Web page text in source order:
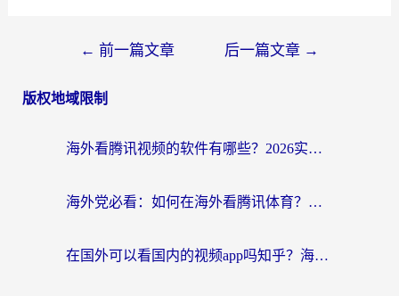
← 前一篇文章 后一篇文章 →
版权地域限制
海外看腾讯视频的软件有哪些？2026实测有效，留学生都在用的回国加速器指南
海外党必看：如何在海外看腾讯体育？解决赛事直播地区限制的终极指南
在国外可以看国内的视频app吗知乎？海外党亲测有效的追剧加速方案